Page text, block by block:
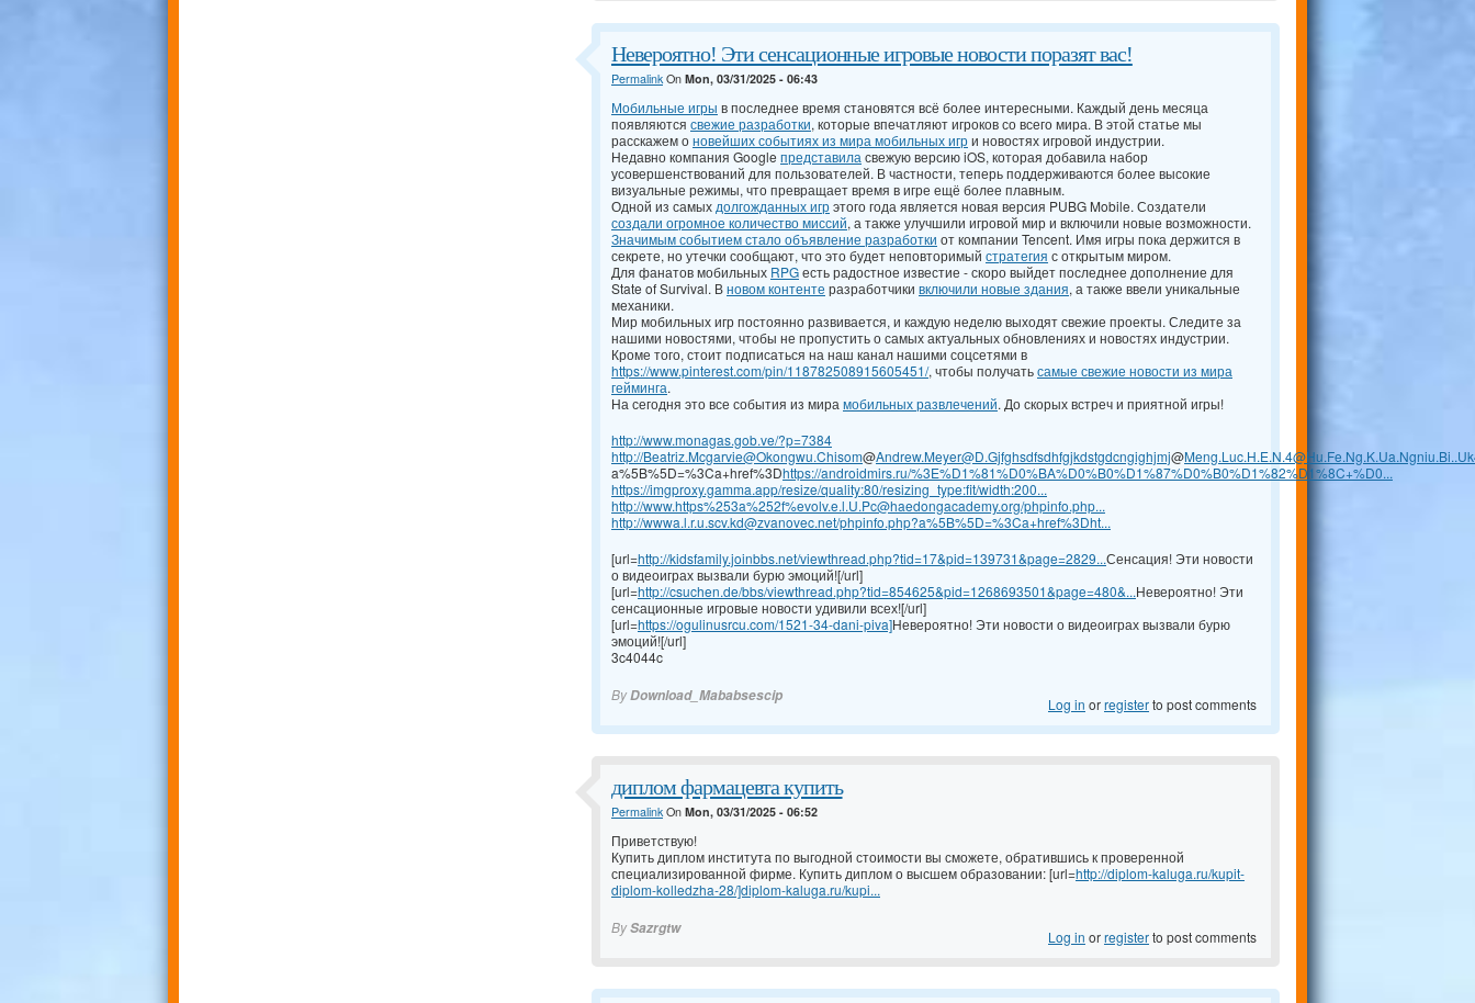
Невероятно! Эти сенсационные игровые новости поразят вас!
PermalinkOn Mon, 03/31/2025 - 06:43
Мобильные игры в последнее время становятся всё более интересными. Каждый день месяца
появляются свежие разработки, которые впечатляют игроков со всего мира. В этой статье мы
расскажем оновейших событиях из мира мобильных игри новостях игровой индустрии.
Недавно компания Google представила свежую версию iOS, которая добавила набор
усовершенствований для пользователей. В частности, теперь поддерживаются более высокие
визуальные режимы, что превращает время в игре ещё более плавным.
Одной из самых долгожданных игрэтого года является новая версия PUBG Mobile. Создатели
создали огромное количество миссий, а также улучшили игровой мир и включили новые возможности.
Значимым событием стало объявление разработки от компании Tencent. Имя игры пока держится в
секрете, но утечки сообщают, что это будет неповторимый стратегия с открытым миром.
Для фанатов мобильных RPGесть радостное известие - скоро выйдет последнее дополнение для
State of Survival. Вновом контенте разработчики включили новые здания, а также ввели уникальные
механики.
Мир мобильных игр постоянно развивается, и каждую неделю выходят свежие проекты. Следите за
нашими новостями, чтобы не пропустить о самых актуальных обновлениях и новостях индустрии.
Кроме того, стоит подписаться на наш канал нашими соцсетями в
https://www.pinterest.com/pin/118782508915605451/, чтобы получатьсамые свежие новости из мира
гейминга.
На сегодня это все события из мира мобильных развлечений. До скорых встреч и приятной игры!
http://www.monagas.gob.ve/?p=7384
http://Beatriz.Mcgarvie@Okongwu.Chisom@Andrew.Meyer@D.Gjfghsdfsdhfgjkdstgdcngighjmj@Meng.Luc.H.E.N.4@Hu.Fe.Ng.K.Ua.Ngniu.Bi
a%5B%5D=%3Ca+href%3Dhttps://androidmirs.ru/%3E%D1%81%D0%BA%D0%B0%D1%87%D0%B0%D1%82%D1%8C+%D0...
https://imgproxy.gamma.app/resize/quality:80/resizing_type:fit/width:200...
http://www.https%253a%252f%evolv.e.l.U.Pc@haedongacademy.org/phpinfo.php...
http://wwwa.l.r.u.scv.kd@zvanovec.net/phpinfo.php?a%5B%5D=%3Ca+href%3Dht...
[url=http://kidsfamily.joinbbs.net/viewthread.php?tid=17&pid=139731&page=2829...Сенсация! Эти новости
о видеоиграх вызвали бурю эмоций![/url]
[url=http://csuchen.de/bbs/viewthread.php?tid=854625&pid=1268693501&page=480&...Невероятно! Эти
сенсационные игровые новости удивили всех![/url]
[url=https://ogulinusrcu.com/1521-34-dani-piva]Невероятно! Эти новости о видеоиграх вызвали бурю
эмоций![/url]
3c4044c
ByDownload_Mababsescip Log in orregisterto post comments
диплом фармацевта купить
PermalinkOn Mon, 03/31/2025 - 06:52
Приветствую!
Купить диплом института по выгодной стоимости вы сможете, обратившись к проверенной
специализированной фирме. Купить диплом о высшем образовании: [url=http://diplom-kaluga.ru/kupit-
diplom-kolledzha-28/]diplom-kaluga.ru/kupi...
BySazrgtw Log in orregisterto post comments